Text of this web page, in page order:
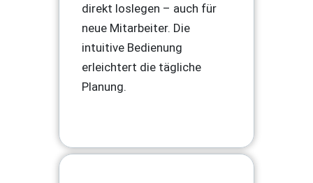
direkt loslegen – auch für
neue Mitarbeiter. Die
intuitive Bedienung
erleichtert die tägliche
Planung.